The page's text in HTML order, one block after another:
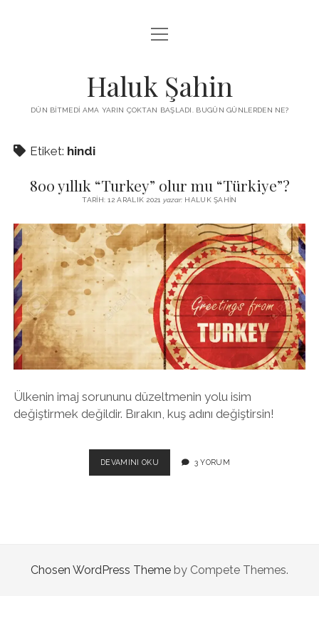
KUTUP YILDIZI
MENDIREK YAZILARI
İYI YAŞAM VE MUTLULUK ÜZERINE
GÜZEL MAVRELLA
BIZ KIMIZ?
MED 532 SPRING ‘25
YAZMADAN EDEMEDIM
HABERLER / NEWS
twitterfacebook
instagram
menüyü
aç
Haluk Şahin
DÜN BITMEDI AMA YARIN ÇOKTAN BAŞLADI. BUGÜN GÜNLERDEN NE?
Etiket: hindi
800 yıllık “Turkey” olur mu “Türkiye”?
TARIH: 12 ARALIK 2021 yazar: HALUK ŞAHIN
Ülkenin imaj sorununu düzeltmenin yolu isim
değiştirmek değildir. Bırakın, kuş adını değiştirsin!
DEVAMINI OKU800
YILLIK
3 YORUM
Chosen WordPress Theme by Compete Themes.